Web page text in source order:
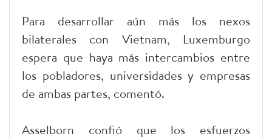
Para desarrollar aún más los nexos
bilaterales con Vietnam, Luxemburgo
espera que haya más intercambios entre
los pobladores, universidades y empresas
de ambas partes, comentó.
Asselborn confió que los esfuerzos